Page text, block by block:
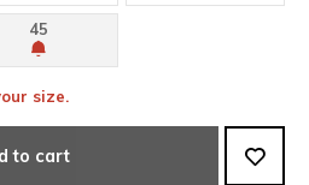
45
size.
to cart